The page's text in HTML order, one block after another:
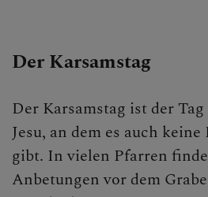
Der Karsamstag
Der Karsamstag ist der
Jesu, an dem es auch
gibt. In vielen Pfarren
Anbetungen vor dem